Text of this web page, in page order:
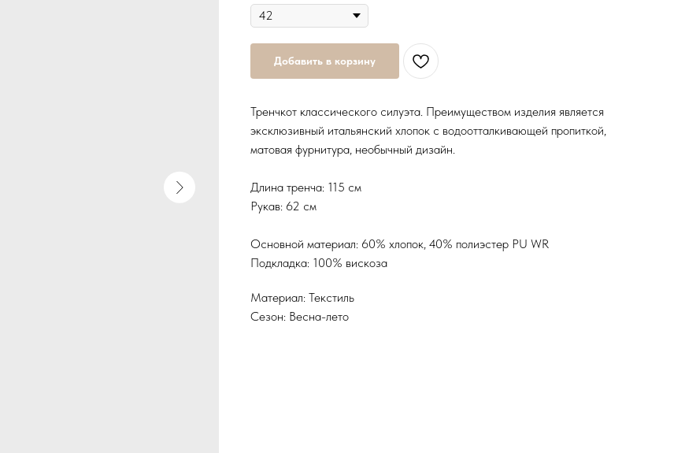
Добавить в корзину
Тренчкот классического силуэта. Преимуществом изделия является
эксклюзивный итальянский хлопок с водоотталкивающей пропиткой,
матовая фурнитура, необычный дизайн.
Длина тренча: 115 см
Рукав: 62 см
Основной материал: 60% хлопок, 40% полиэстер PU WR
Подкладка: 100% вискоза
Материал: Текстиль
Сезон: Весна-лето